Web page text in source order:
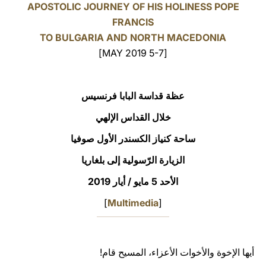
APOSTOLIC JOURNEY OF HIS HOLINESS POPE
FRANCIS
TO BULGARIA AND NORTH MACEDONIA
[5-7 MAY 2019]
عظة قداسة البابا فرنسيس
خلال القداس الإلهي
ساحة كنياز الكسندر الأول صوفيا
الزيارة الرّسولية إلى بلغاريا
الأحد 5 مايو / أيار 2019
[
Multimedia
]
أيها الإخوة والأخوات الأعزاء، المسيح قام!